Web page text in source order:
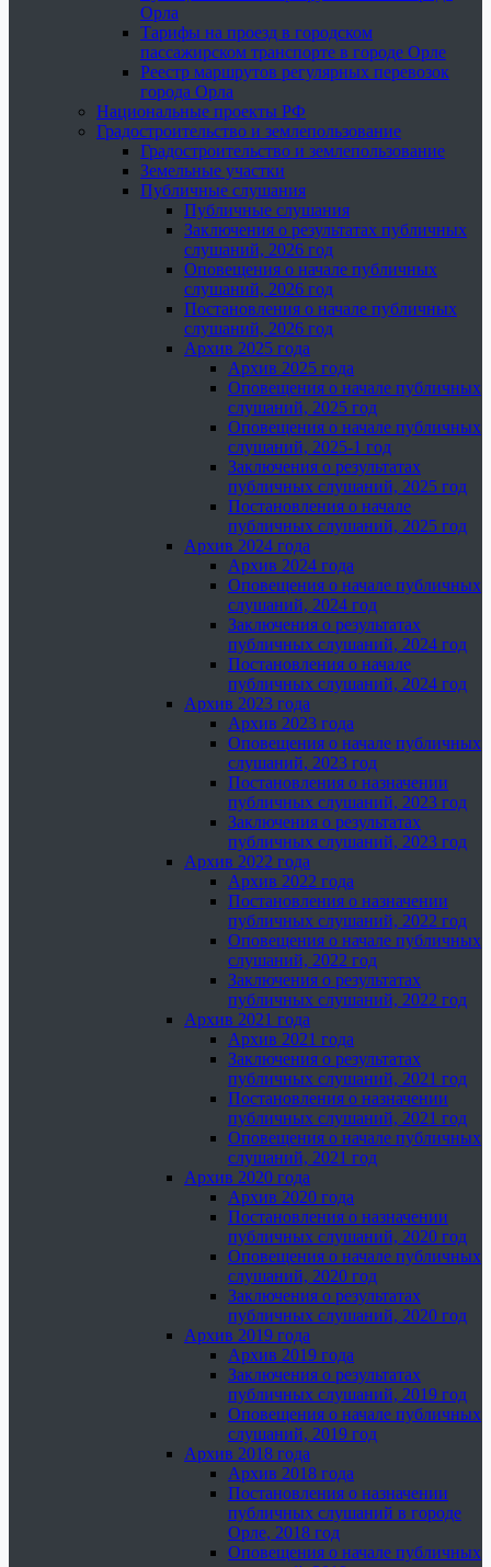
Орла
Тарифы на проезд в городском
пассажирском транспорте в городе Орле
Реестр маршрутов регулярных перевозок
города Орла
Национальные проекты РФ
Градостроительство и землепользование
Градостроительство и землепользование
Земельные участки
Публичные слушания
Публичные слушания
Заключения о результатах публичных
слушаний, 2026 год
Оповещения о начале публичных
слушаний, 2026 год
Постановления о начале публичных
слушаний, 2026 год
Архив 2025 года
Архив 2025 года
Оповещения о начале публичных
слушаний, 2025 год
Оповещения о начале публичных
слушаний, 2025-1 год
Заключения о результатах
публичных слушаний, 2025 год
Постановления о начале
публичных слушаний, 2025 год
Архив 2024 года
Архив 2024 года
Оповещения о начале публичных
слушаний, 2024 год
Заключения о результатах
публичных слушаний, 2024 год
Постановления о начале
публичных слушаний, 2024 год
Архив 2023 года
Архив 2023 года
Оповещения о начале публичных
слушаний, 2023 год
Постановления о назначении
публичных слушаний, 2023 год
Заключения о результатах
публичных слушаний, 2023 год
Архив 2022 года
Архив 2022 года
Постановления о назначении
публичных слушаний, 2022 год
Оповещения о начале публичных
слушаний, 2022 год
Заключения о результатах
публичных слушаний, 2022 год
Архив 2021 года
Архив 2021 года
Заключения о результатах
публичных слушаний, 2021 год
Постановления о назначении
публичных слушаний, 2021 год
Оповещения о начале публичных
слушаний, 2021 год
Архив 2020 года
Архив 2020 года
Постановления о назначении
публичных слушаний, 2020 год
Оповещения о начале публичных
слушаний, 2020 год
Заключения о результатах
публичных слушаний, 2020 год
Архив 2019 года
Архив 2019 года
Заключения о результатах
публичных слушаний, 2019 год
Оповещения о начале публичных
слушаний, 2019 год
Архив 2018 года
Архив 2018 года
Постановления о назначении
публичных слушаний в городе
Орле, 2018 год
Оповещения о начале публичных